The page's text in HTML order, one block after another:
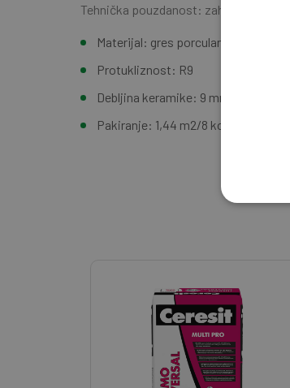
Tehnička pouzdanost: zahvaljujući
Materijal: gres porculan
Protukliznost: R9
Debljina keramike: 9 mm
Pakiranje: 1,44 m2/8 kom